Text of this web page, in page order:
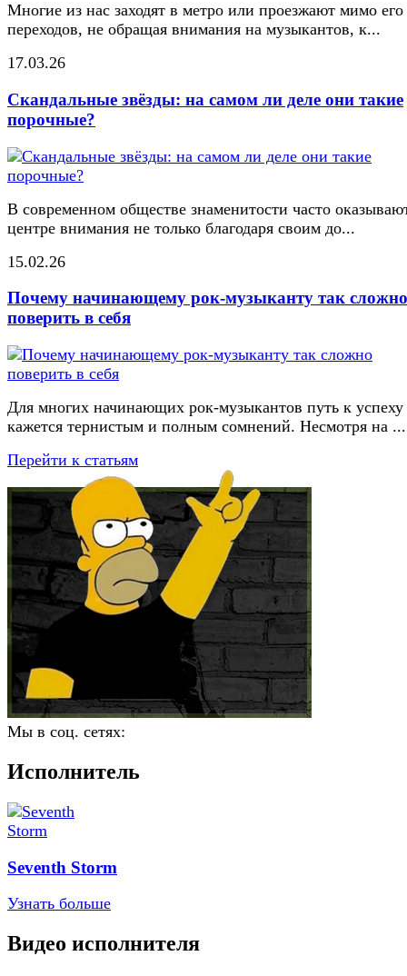
Многие из нас заходят в метро или проезжают мимо его
переходов, не обращая внимания на музыкантов, к...
17.03.26
Скандальные звёзды: на самом ли деле они такие
порочные?
В современном обществе знаменитости часто
центре внимания не только благодаря своим до...
15.02.26
Почему начинающему рок-музыканту так сложно
поверить в себя
Для многих начинающих рок-музыкантов путь к успеху
кажется тернистым и полным сомнений. Несмотря на ...
Перейти к статьям
Мы в соц. сетях:
Исполнитель
Seventh Storm
Узнать больше
Видео исполнителя